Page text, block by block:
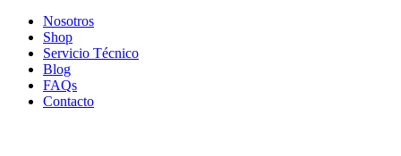
Nosotros
Shop
Servicio Técnico
Blog
FAQs
Contacto